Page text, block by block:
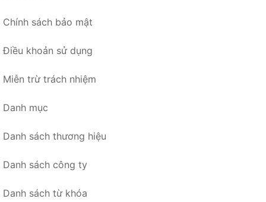
Chính sách bảo mật
Điều khoản sử dụng
Miễn trừ trách nhiệm
Danh mục
Danh sách thương hiệu
Danh sách công ty
Danh sách từ khóa